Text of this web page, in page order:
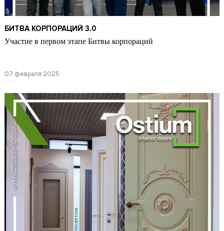
БИТВА КОРПОРАЦИЙ 3.0
Участие в первом этапе Битвы корпораций
07 февраля 2025